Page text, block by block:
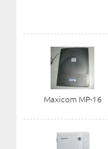
Maxicom MP-16